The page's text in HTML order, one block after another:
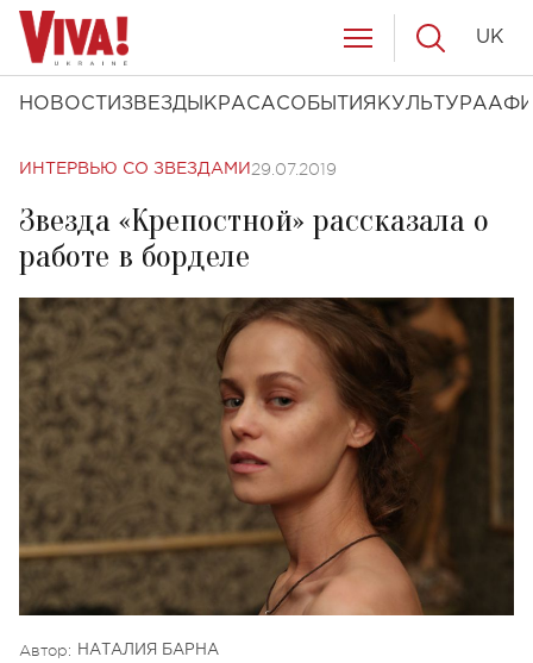
НОВОСТИ ЗВЕЗДЫ КРАСАСОБЫТИЯ КУЛЬТУРА
UK
ИНТЕРВЬЮ СО ЗВЕЗДАМИ 29.07.2019
Звезда «Крепостной» рассказала о
работе в борделе
Автор: НАТАЛИЯ БАРНА